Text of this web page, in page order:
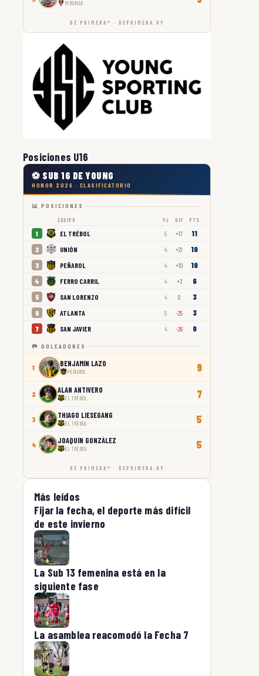
MIRAMAR
DE PRIMERA™ · DEPRIMERA.UY
Posiciones U16
⚽ SUB 16 DE YOUNG
HONOR 2026 · CLASIFICATORIO
📊 POSICIONES
EQUIPO PJ DIF PTS
1 EL TRÉBOL 5 +17 11
2 UNIÓN 4 +21 10
3 PEÑAROL 4 +10 10
4 FERRO CARRIL 4 +3 6
5 SAN LORENZO 4 0 3
6 ATLANTA 5 -25 3
7 SAN JAVIER 4 -26 0
🥅 GOLEADORES
1 BENJAMÍN LAZO
PEÑAROL 9
2 ALAN ANTIVERO
EL TRÉBOL 7
3 THIAGO LIESEGANG
EL TRÉBOL 5
4 JOAQUÍN GONZÁLEZ
EL TRÉBOL 5
DE PRIMERA™ · DEPRIMERA.UY
Más leídos
Fijar la fecha, el deporte más difícil
de este invierno
La Sub 13 femenina está en la
siguiente fase
La asamblea reacomodó la Fecha 7